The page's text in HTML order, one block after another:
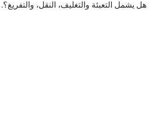
التعبئة والتغليف، النقل، والتفريغ؟.